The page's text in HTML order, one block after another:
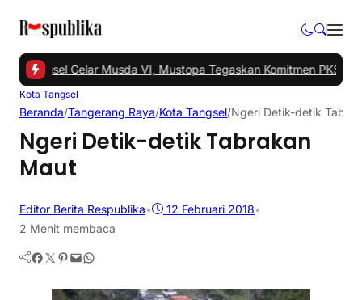
Tangsel Gelar Musda VI, Mustopa Tegaskan Komitmen PKS
Kota Tangsel
Beranda/Tangerang Raya/Kota Tangsel/Ngeri Detik-detik
Ngeri Detik-detik Tabrakan
Maut
Editor Berita Respublika• 12 Februari 2018•
2 Menit membaca
Facebook Twitter Pinterest Mail WhatsApp